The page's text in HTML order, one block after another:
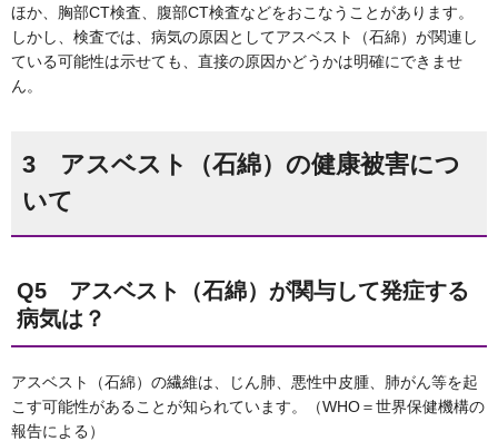
ほか、胸部CT検査、腹部CT検査などをおこなうことがあります。
しかし、検査では、病気の原因としてアスベスト（石綿）が関連し
ている可能性は示せても、直接の原因かどうかは明確にできませ
ん。
3 アスベスト（石綿）の健康被害につ
いて
Q5 アスベスト（石綿）が関与して発症する
病気は？
アスベスト（石綿）の繊維は、じん肺、悪性中皮腫、肺がん等を起
こす可能性があることが知られています。（WHO＝世界保健機構の
報告による）